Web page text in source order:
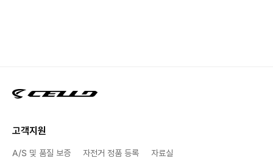
고객지원
A/S 및 품질 보증 자전거 정품 등록 자료실